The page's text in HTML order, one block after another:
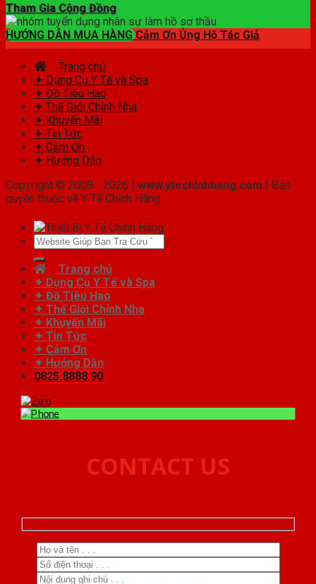
Tham Gia Cộng Đồng
HƯỚNG DẪN MUA HÀNG Cảm Ơn Ủng Hộ Tác Giả
Trang chủ
✦ Dụng Cụ Y Tế và Spa
✦ Đồ Tiêu Hao
✦ Thế Giới Chỉnh Nha
✦ Khuyến Mãi
✦ Tin Tức
✦ Cảm Ơn
✦ Hướng Dẫn
Copyright © 2008 - 2026 |
www.ytechinhhang.com | Bản
quyền thuộc về Y Tế Chính Hãng
Tìm
Trang chủ
✦ Dụng Cụ Y Tế và Spa
✦ Đồ Tiêu Hao
✦ Thế Giới Chỉnh Nha
✦ Khuyến Mãi
✦ Tin Tức
✦ Cảm Ơn
✦ Hướng Dẫn
0825.8888.90
CONTACT US